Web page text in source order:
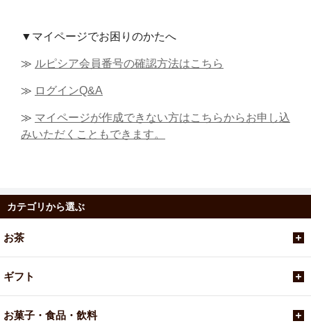
▼マイページでお困りのかたへ
≫ ルピシア会員番号の確認方法はこちら
≫ ログインQ&A
≫ マイページが作成できない方はこちらからお申し込
みいただくこともできます。
カテゴリから選ぶ
お茶
ギフト
お菓子・食品・飲料